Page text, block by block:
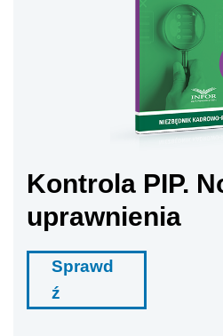
Kontrola PIP.
uprawnienia
Sprawd
ź